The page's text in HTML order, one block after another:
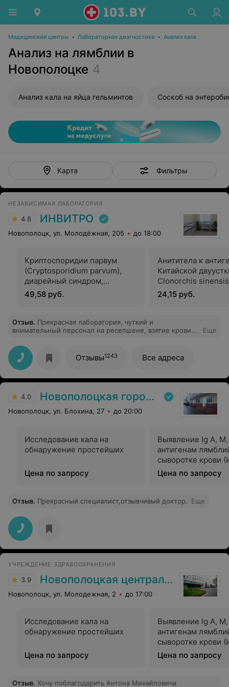
Медицинские центры • Лабораторная диагностика • Анализ кала
Анализ на лямблии в
Новополоцке 4
Анализ кала на яйца гельминтов Соскоб на
Карта Фильтры
НЕЗАВИСИМАЯ ЛАБОРАТОРИЯ
4.8 ИНВИТРО
Новополоцк, ул. Молодёжная, 205 до 18:00
Криптоспоридии парвум
(Cryptosporidium parvum),
диарейный синдром,
антигенный тест
49,58 руб.
Анититела к
Китайской
Clonorchis
24,15 руб.
Отзыв. Прекрасная лаборатория, чуткий и
внимательный персонал на ресепшене, взятие крови
Еще
Отзывы1243 Все адреса
4.0 Новополоцкая городская детская поликлиника
Новополоцк, ул. Блохина, 27 до 20:00
Исследование кала на
обнаружение простейших
Цена по запросу
Выявление Ig A, M,
антигенам
сыворотке крови
Цена по запросу
Отзыв. Прекрасный специалист,отзывчивый доктор. Еще
УЧРЕЖДЕНИЕ ЗДРАВООХРАНЕНИЯ
3.9 Новополоцкая центральная городская больница
Новополоцк, ул. Молодежная, 2 до 17:00
Исследование кала на
обнаружение простейших
Цена по запросу
Выявление Ig A, M,
антигенам
сыворотке крови
Цена по запросу
Отзыв. Хочу поблагодарить Антона Михайловича